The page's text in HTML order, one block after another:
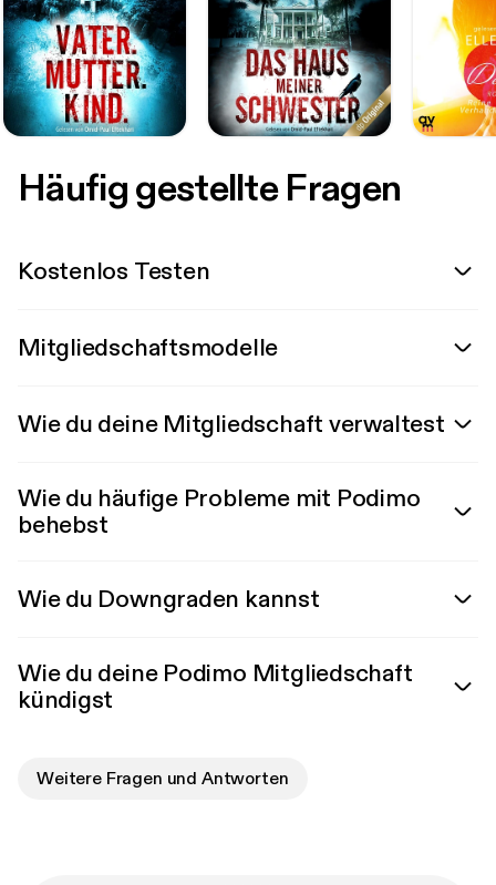
Häufig gestellte Fragen
Kostenlos Testen
Mitgliedschaftsmodelle
Wie du deine Mitgliedschaft verwaltest
Wie du häufige Probleme mit Podimo
behebst
Wie du Downgraden kannst
Wie du deine Podimo Mitgliedschaft
kündigst
Weitere Fragen und Antworten